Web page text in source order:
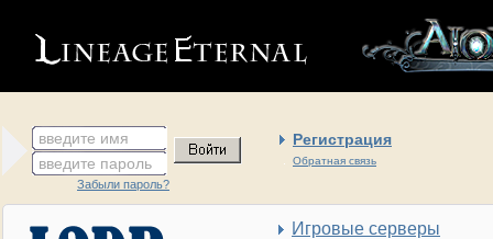
введите имя Регистрация
Обратная связь
введите пароль
Забыли пароль?
Игровые серверы